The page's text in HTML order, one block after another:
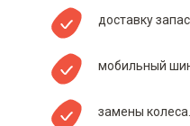
доставку
мобильный
замены колеса.